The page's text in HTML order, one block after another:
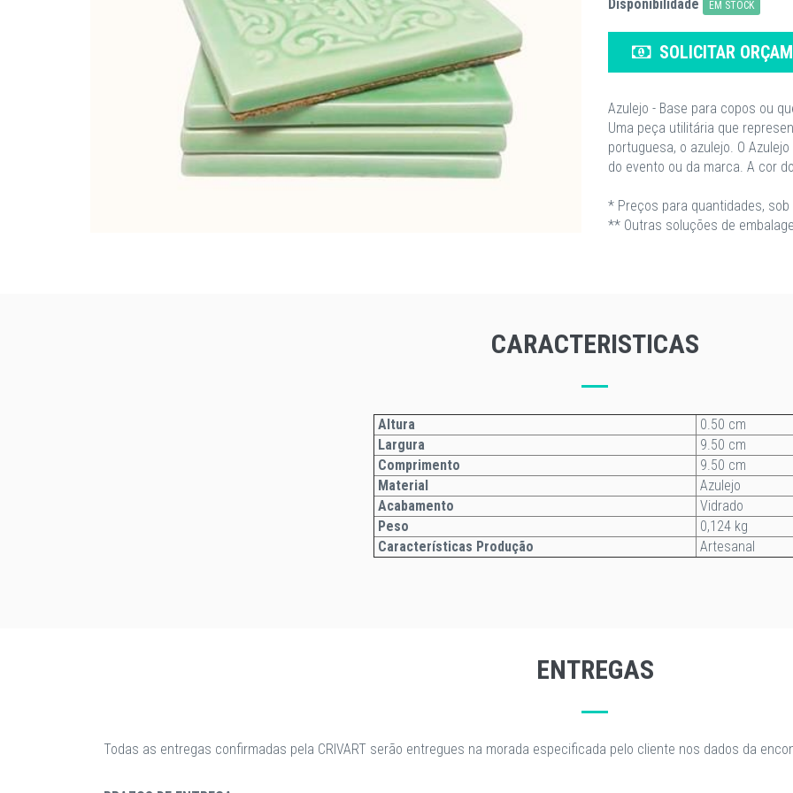
Disponibilidade EM STOCK
SOLICITAR
Azulejo - Base para copos ou
Uma peça utilitária que
portuguesa, o azulejo. O
do evento ou da marca. A cor
* Preços para quantidades,
** Outras soluções de
CARACTERISTICAS
Altura
0.50 cm
Largura
9.50 cm
Comprimento
9.50 cm
Material
Azulejo
Acabamento
Vidrado
Peso
0,124 kg
Características Produção
Artesanal
ENTREGAS
Todas as entregas confirmadas pela CRIVART serão entregues na morada especificada pelo cliente nos dados da